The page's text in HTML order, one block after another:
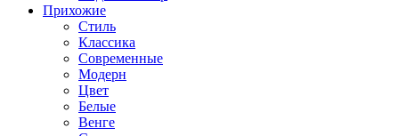
Прихожие
Стиль
Классика
Современные
Модерн
Цвет
Белые
Венге